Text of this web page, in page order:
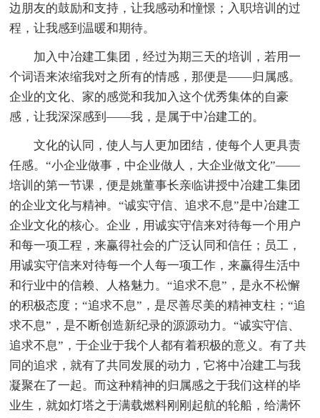
边朋友的鼓励和支持，让我感动和憧憬；入职培训的过
程，让我感到温暖和期待。
加入中冶建工集团，经过为期三天的培训，若用一
个词语来浓缩我对之所有的情感，那便是——归属感。
企业的文化、家的感觉和我加入这个优秀集体的自豪
感，让我深深感到——我，是属于中冶建工的。
文化的认同，使人与人更加团结，使每个人更具责
任感。“小企业做事，中企业做人，大企业做文化”——
培训的第一节课，便是姚董事长亲临讲授中冶建工集团
的企业文化与精神。“诚实守信、追求不息”是中冶建工
企业文化的核心。企业，用诚实守信来对待每一个用户
和每一项工程，来赢得社会的广泛认同和信任；员工，
用诚实守信来对待每一个人每一项工作，来赢得生活中
和行业中的信赖、人格魅力。“追求不息”，是永不松懈
的积极态度；“追求不息”，是尽善尽美的精神支柱；“追
求不息”，是不断创造新纪录的源源动力。“诚实守信、
追求不息”，于企业于我个人都有着积极的意义。有了共
同的追求，就有了共同发展的动力，它将中冶建工与我
凝聚在了一起。而这种精神的归属感之于我们这样的毕
业生，就如灯塔之于满载燃料刚刚起航的轮船，给满怀